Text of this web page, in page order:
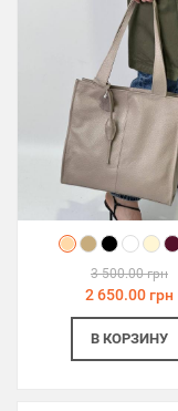
3 500.00 грн
2 650.00 грн
В КОРЗИНУ